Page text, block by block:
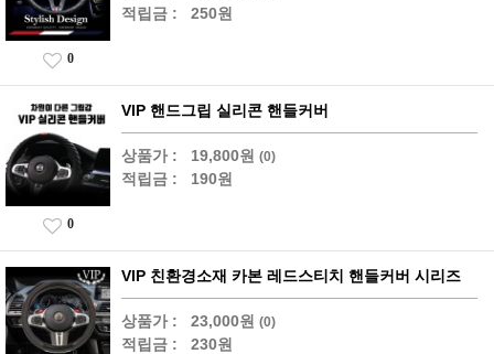
적립금 : 250원
0
VIP 핸드그립 실리콘 핸들커버
상품가 : 19,800원 (0)
적립금 : 190원
0
VIP 친환경소재 카본 레드스티치 핸들커버 시리즈
상품가 : 23,000원 (0)
적립금 : 230원